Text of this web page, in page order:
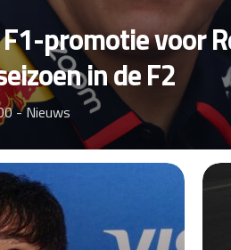
promotie voor
in de F2
-Nieuws